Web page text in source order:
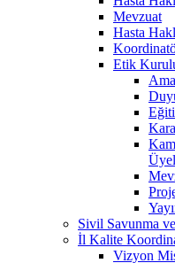
Mevzuat
Hasta
Etik
Sivil Savunma
İl Kalite
Vizyon